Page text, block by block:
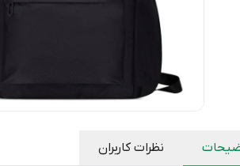
نظرات کاربران